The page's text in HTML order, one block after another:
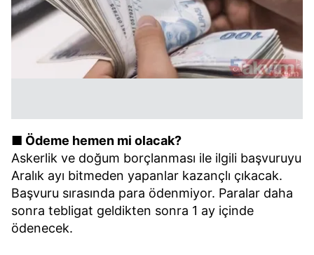
■ Ödeme hemen mi olacak?
Askerlik ve doğum borçlanması ile ilgili başvuruyu
Aralık ayı bitmeden yapanlar kazançlı çıkacak.
Başvuru sırasında para ödenmiyor. Paralar daha
sonra tebligat geldikten sonra 1 ay içinde
ödenecek.